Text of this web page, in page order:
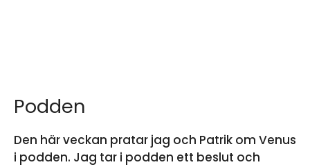
Podden
Den här veckan pratar jag och Patrik om Venus
i podden. Jag tar i podden ett beslut och